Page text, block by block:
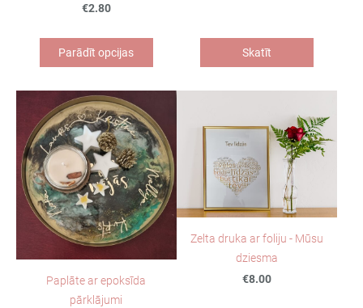
€2.80
Parādīt opcijas Skatīt
Paplāte ar epoksīda
pārklājumi
Zelta druka ar foliju - Mūsu
dziesma
€8.00